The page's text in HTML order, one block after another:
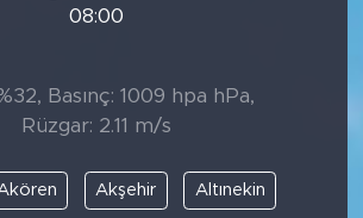
08:00
Basınç: 1009 hpa hPa,
Rüzgar: 2.11 m/s
Akşehir Altınekin